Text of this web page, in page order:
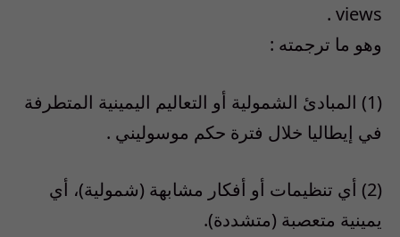
views .
وهو ما ترجمته :
(1) المبادئ الشمولية أو التعاليم اليمينية المتطرفة
في إيطاليا خلال فترة حكم موسوليني .
(2) أي تنظيمات أو أفكار مشابهة (شمولية)، أي
يمينية متعصبة (متشددة).